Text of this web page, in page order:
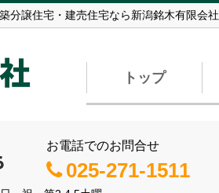
分譲住宅・建売住宅なら新潟銘木有限会社
トップ
お電話でのお問合せ
025-271-1511